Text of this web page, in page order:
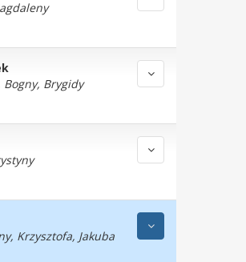
Bogny, Brygidy
Krzysztofa, Jakuba